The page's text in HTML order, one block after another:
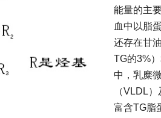
能量的主
血中以脂
还存在甘
TG的3%
中，乳糜
（VLDL
富含TG脂